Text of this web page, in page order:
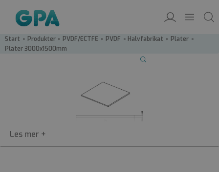
Start / Produkter / PVDF/ECTFE / PVDF / Halvfabrikat / Plater /
Plater 3000x1500mm